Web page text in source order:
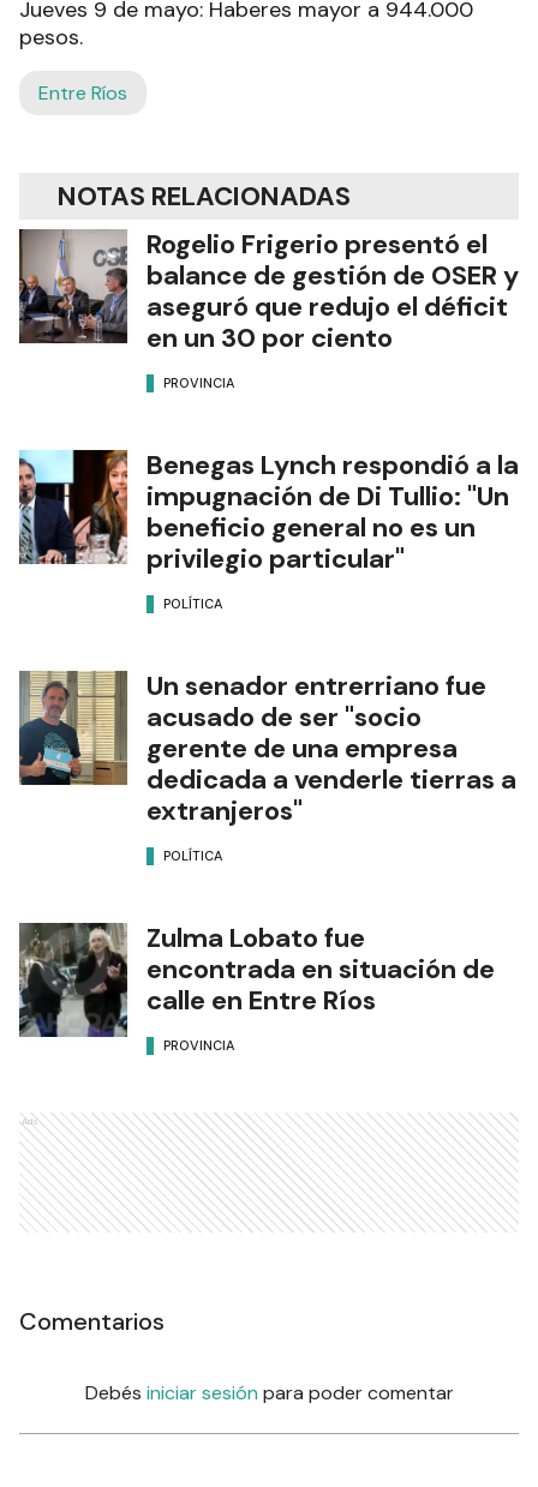
Jueves 9 de mayo: Haberes mayor a 944.000
pesos.
Entre Ríos
NOTAS RELACIONADAS
Rogelio Frigerio presentó el
balance de gestión de OSER y
aseguró que redujo el déficit
en un 30 por ciento
PROVINCIA
Benegas Lynch respondió a la
impugnación de Di Tullio: "Un
beneficio general no es un
privilegio particular"
POLÍTICA
Un senador entrerriano fue
acusado de ser "socio
gerente de una empresa
dedicada a venderle tierras a
extranjeros"
POLÍTICA
Zulma Lobato fue
encontrada en situación de
calle en Entre Ríos
PROVINCIA
Ads
Comentarios
Debés iniciar sesión para poder comentar